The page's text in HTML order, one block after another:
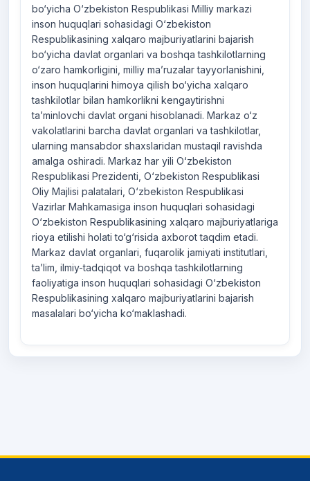
bo‘yicha O‘zbekiston Respublikasi Milliy markazi
inson huquqlari sohasidagi O‘zbekiston
Respublikasining xalqaro majburiyatlarini bajarish
bo‘yicha davlat organlari va boshqa tashkilotlarning
o‘zaro hamkorligini, milliy ma’ruzalar tayyorlanishini,
inson huquqlarini himoya qilish bo‘yicha xalqaro
tashkilotlar bilan hamkorlikni kengaytirishni
ta’minlovchi davlat organi hisoblanadi. Markaz o‘z
vakolatlarini barcha davlat organlari va tashkilotlar,
ularning mansabdor shaxslaridan mustaqil ravishda
amalga oshiradi. Markaz har yili O‘zbekiston
Respublikasi Prezidenti, O‘zbekiston Respublikasi
Oliy Majlisi palatalari, O‘zbekiston Respublikasi
Vazirlar Mahkamasiga inson huquqlari sohasidagi
O‘zbekiston Respublikasining xalqaro majburiyatlariga
rioya etilishi holati to‘g‘risida axborot taqdim etadi.
Markaz davlat organlari, fuqarolik jamiyati institutlari,
ta’lim, ilmiy-tadqiqot va boshqa tashkilotlarning
faoliyatiga inson huquqlari sohasidagi O‘zbekiston
Respublikasining xalqaro majburiyatlarini bajarish
masalalari bo‘yicha ko‘maklashadi.